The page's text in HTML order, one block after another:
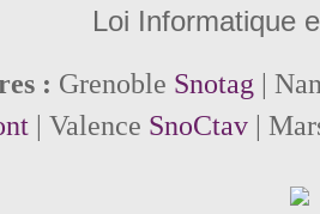
Loi Informatique
: Grenoble Snotag |
| Valence SnoCtav|